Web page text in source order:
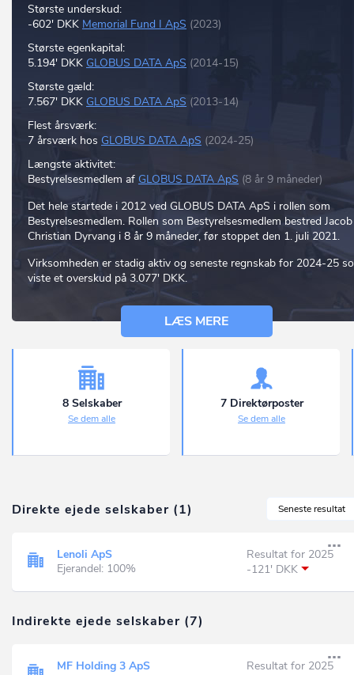
Største underskud:
-602' DKK Memorial Fund I ApS (2023)
Største egenkapital:
5.194' DKK GLOBUS DATA ApS (2014-15)
Største gæld:
7.567' DKK GLOBUS DATA ApS (2013-14)
Flest årsværk:
7 årsværk hos GLOBUS DATA ApS (2024-25)
Længste aktivitet:
Bestyrelsesmedlem af GLOBUS DATA ApS (8 år 9 måneder)
Det hele startede i 2012 ved GLOBUS DATA ApS i rollen som
Bestyrelsesmedlem. Rollen som Bestyrelsesmedlem bestred Jacob
Christian Dyrvang i 8 år 9 måneder, før stoppet den 1. juli 2021.
Virksomheden er stadig aktiv og seneste regnskab for 2024-25
viste et overskud på 3.077' DKK.
LÆS MERE
8 Selskaber
Se dem alle
7 Direktørposter
Se dem alle
Seneste resultat
Direkte ejede selskaber (1)
Lenoli ApS
Ejerandel: 100%
Resultat for 2025
-121' DKK
Indirekte ejede selskaber (7)
MF Holding 3 ApS
Resultat for 2025